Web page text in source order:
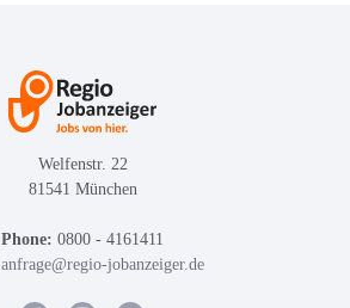
Welfenstr. 22
81541 München
Phone: 0800 - 4161411
anfrage@regio-jobanzeiger.de